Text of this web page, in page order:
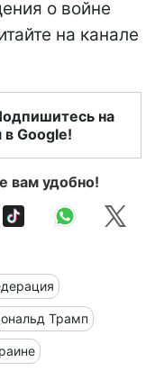
о войне
на канале
на
Google!
вам удобно!
Трамп